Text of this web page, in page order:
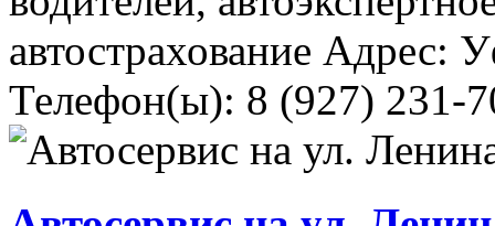
автострахование Адрес:
Телефон(ы): 8 (927) 231-